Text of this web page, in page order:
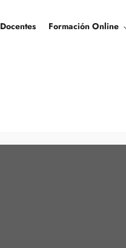
Docentes Formación Online